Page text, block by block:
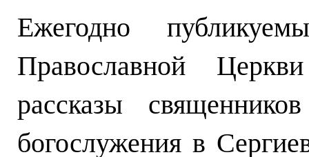
Ежегодно
Православной
рассказы
богослужения в